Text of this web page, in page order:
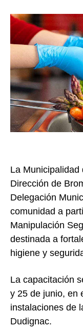
La
Dirección de
Delegación
comunidad a
Manipulación
destinada a
higiene y
La capacitación
y 25 de junio, en
instalaciones de
Dudignac.